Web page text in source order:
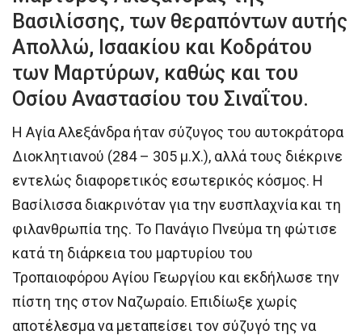
Βασιλίσσης, των θεραπόντων αυτής
Απολλώ, Ισαακίου και Κοδράτου
των Μαρτύρων, καθώς και του
Οσίου Αναστασίου του Σιναΐτου.
Η Αγία Αλεξάνδρα ήταν σύζυγος του αυτοκράτορα
Διοκλητιανού (284 – 305 μ.Χ.), αλλά τους διέκρινε
εντελώς διαφορετικός εσωτερικός κόσμος. Η
Βασίλισσα διακρινόταν για την ευσπλαχνία και τη
φιλανθρωπία της. Το Πανάγιο Πνεύμα τη φώτισε
κατά τη διάρκεια του μαρτυρίου του
Τροπαιοφόρου Αγίου Γεωργίου και εκδήλωσε την
πίστη της στον Ναζωραίο. Επιδίωξε χωρίς
αποτέλεσμα να μεταπείσει τον σύζυγό της να